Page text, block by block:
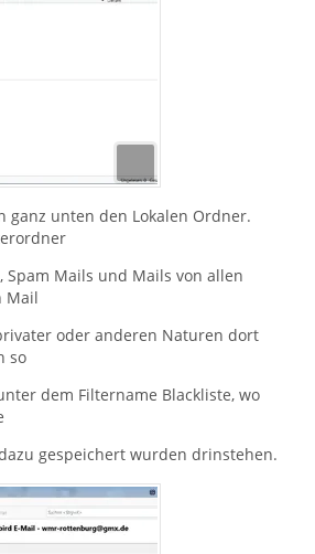
die
die nicht mehr benutzt werden
deiner GMX Adressen mehr
weil die zugehörige Adresse
wird (beim Anbieter gelöscht) oder
neu eingerichtet. Aber da
Vorsicht und nie ohne Backup
das jetzt auch gemacht, ich habe
dem Jahr 2021 beinhaltet hatten.
Konten
Probleme abgerufen und es
Fehlermeldungen.
eines Tages zurück greifen willst.
Dateien enthalten, ist die
leicht. Diese quasi leeren
auch nichts zu den 1.6 GB deines
Mails drucke ich immer in
ganz unten den Lokalen Ordner.
Spam Mails und Mails von allen
Mail
oder anderen Naturen dort
so
dem Filtername Blackliste, wo
gespeichert wurden drinstehen.